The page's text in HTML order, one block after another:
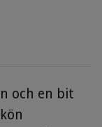
och en bit